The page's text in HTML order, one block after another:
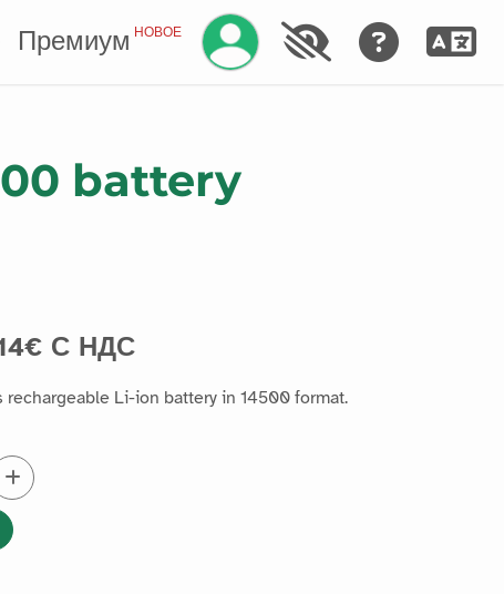
ПремиумНОВОЕ Управление аккаунтом
battery
С НДС
rechargeable Li-ion battery in 14500 format.